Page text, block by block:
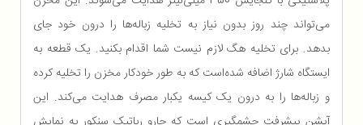
می‌تواند چند روز بدون نیاز به تخلیه زباله‌ها را درون خود جای
بدهد. برای تخلیه هگ لازم نیست شما اقدام بکنید. یک قطعه به
ایستگاه شارژ اضافه شده‌است که به طور خودکار مخزن را تخلیه کرده
و زباله‌ها را به درون یک کیسه یکبار مصرف هدایت می‌کند. این